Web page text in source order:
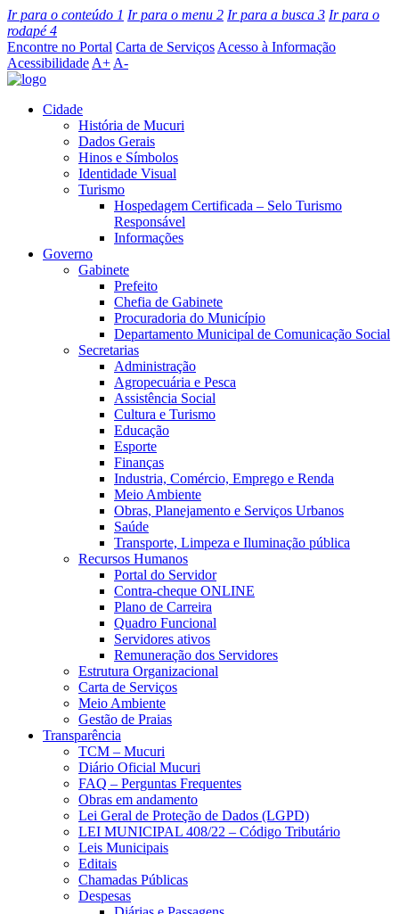
Ir para o conteúdo 1 Ir para o menu 2 Ir para a busca 3 Ir para o
rodapé4
Encontre no Portal Carta de Serviços Acesso à Informação
Acessibilidade A+ A-
Cidade
História de Mucuri
Dados Gerais
Hinos e Símbolos
Identidade Visual
Turismo
Hospedagem Certificada – Selo Turismo
Responsável
Informações
Governo
Gabinete
Prefeito
Chefia de Gabinete
Procuradoria do Município
Departamento Municipal de Comunicação Social
Secretarias
Administração
Agropecuária e Pesca
Assistência Social
Cultura e Turismo
Educação
Esporte
Finanças
Industria, Comércio, Emprego e Renda
Meio Ambiente
Obras, Planejamento e Serviços Urbanos
Saúde
Transporte, Limpeza e Iluminação pública
Recursos Humanos
Portal do Servidor
Contra-cheque ONLINE
Plano de Carreira
Quadro Funcional
Servidores ativos
Remuneração dos Servidores
Estrutura Organizacional
Carta de Serviços
Meio Ambiente
Gestão de Praias
Transparência
TCM – Mucuri
Diário Oficial Mucuri
FAQ – Perguntas Frequentes
Obras em andamento
Lei Geral de Proteção de Dados (LGPD)
LEI MUNICIPAL 408/22 – Código Tributário
Leis Municipais
Editais
Chamadas Públicas
Despesas